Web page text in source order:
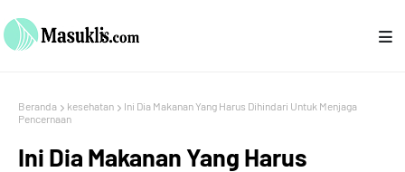
Beranda kesehatan
Ini Dia Makanan Yang Harus Dihindari Untuk Menjaga
Pencernaan
Ini Dia Makanan Yang Harus